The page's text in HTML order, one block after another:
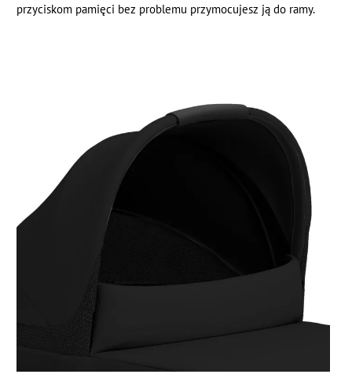
przyciskom pamięci bez problemu przymocujesz ją do ramy.